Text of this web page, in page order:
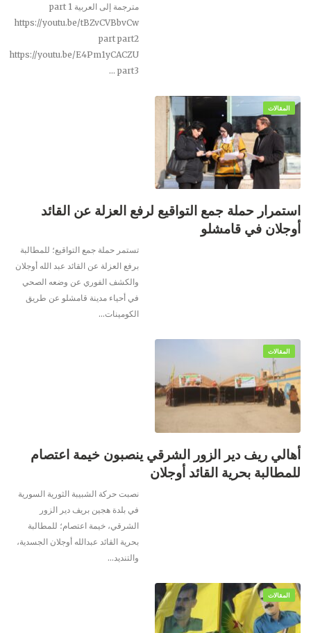
مترجمة إلى العربية part 1
https://youtu.be/tBZvCVBbvCw
part part2
https://youtu.be/E4Pm1yCACZU
part3
…
المقالات
​​​​​​​استمرار حملة جمع التواقيع لرفع العزلة عن القائد
أوجلان في قامشلو
تستمر حملة جمع التواقيع؛ للمطالبة
برفع العزلة عن القائد عبد الله أوجلان
والكشف الفوري عن وضعه الصحي
في أحياء مدينة قامشلو عن طريق
الكومينات…
المقالات
أهالي ريف دير الزور الشرقي ينصبون خيمة اعتصام
للمطالبة بحرية القائد أوجلان
نصبت حركة الشبيبة الثورية السورية
في بلدة هجين بريف دير الزور
الشرقي، خيمة اعتصام؛ للمطالبة
بحرية القائد عبدالله أوجلان الجسدية،
والتنديد …
المقالات